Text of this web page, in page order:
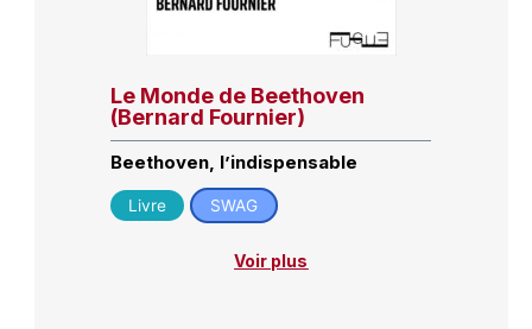
Le Monde de Beethoven
(Bernard Fournier)
Beethoven, l’indispensable
Livre SWAG
Voir plus